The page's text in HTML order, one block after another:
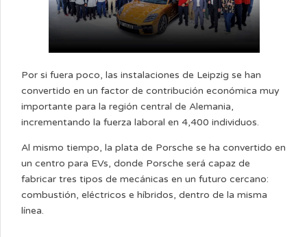
Por si fuera poco, las instalaciones de Leipzig se han
convertido en un factor de contribución económica muy
importante para la región central de Alemania,
incrementando la fuerza laboral en 4,400 individuos.
Al mismo tiempo, la plata de Porsche se ha convertido en
un centro para EVs, donde Porsche será capaz de
fabricar tres tipos de mecánicas en un futuro cercano:
combustión, eléctricos e híbridos, dentro de la misma
línea.